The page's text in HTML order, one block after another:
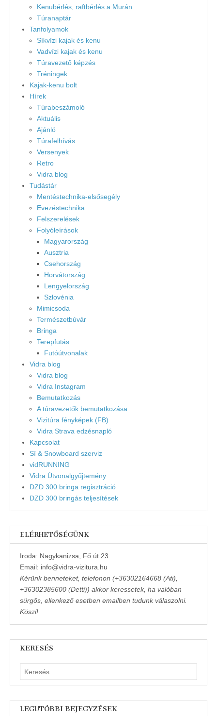
Kenubérlés, raftbérlés a Murán
Túranaptár
Tanfolyamok
Síkvízi kajak és kenu
Vadvízi kajak és kenu
Túravezető képzés
Tréningek
Kajak-kenu bolt
Hírek
Túrabeszámoló
Aktuális
Ajánló
Túrafelhívás
Versenyek
Retro
Vidra blog
Tudástár
Mentéstechnika-elsősegély
Evezéstechnika
Felszerelések
Folyóleírások
Magyarország
Ausztria
Csehország
Horvátország
Lengyelország
Szlovénia
Mimicsoda
Természetbúvár
Bringa
Terepfutás
Futóútvonalak
Vidra blog
Vidra blog
Vidra Instagram
Bemutatkozás
A túravezetők bemutatkozása
Vizitúra fényképek (FB)
Vidra Strava edzésnapló
Kapcsolat
Sí & Snowboard szerviz
vidRUNNING
Vidra Útvonalgyűjtemény
DZD 300 bringa regisztráció
DZD 300 bringás teljesítések
ELÉRHETŐSÉGÜNK
Iroda: Nagykanizsa, Fő út 23.
Email: info@vidra-vizitura.hu
Kérünk benneteket, telefonon (+36302164668 (Ati),
+36302385600 (Detti)) akkor keressetek, ha valóban
sürgős, ellenkező esetben emailben tudunk válaszolni.
Köszi!
KERESÉS
Keresés:
LEGUTÓBBI BEJEGYZÉSEK